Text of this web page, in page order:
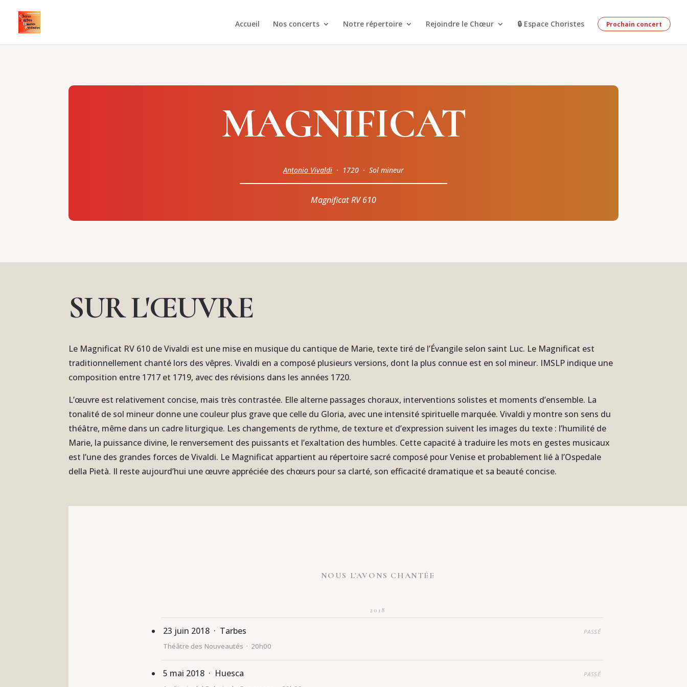
Accueil Nos concerts Notre répertoire Rejoindre le Chœur 🔒 Espace Choristes Prochain concert
MAGNIFICAT
Antonio Vivaldi · 1720 · Sol mineur
Magnificat RV 610
SUR L'ŒUVRE
Le Magnificat RV 610 de Vivaldi est une mise en musique du cantique de Marie, texte tiré de l’Évangile selon saint Luc. Le Magnificat est
traditionnellement chanté lors des vêpres. Vivaldi en a composé plusieurs versions, dont la plus connue est en sol mineur. IMSLP indique une
composition entre 1717 et 1719, avec des révisions dans les années 1720.
L’œuvre est relativement concise, mais très contrastée. Elle alterne passages choraux, interventions solistes et moments d’ensemble. La
tonalité de sol mineur donne une couleur plus grave que celle du Gloria, avec une intensité spirituelle marquée. Vivaldi y montre son sens du
théâtre, même dans un cadre liturgique. Les changements de rythme, de texture et d’expression suivent les images du texte : l’humilité de
Marie, la puissance divine, le renversement des puissants et l’exaltation des humbles. Cette capacité à traduire les mots en gestes musicaux
est l’une des grandes forces de Vivaldi. Le Magnificat appartient au répertoire sacré composé pour Venise et probablement lié à l’Ospedale
della Pietà. Il reste aujourd’hui une œuvre appréciée des chœurs pour sa clarté, son efficacité dramatique et sa beauté concise.
NOUS L'AVONS CHANTÉE
2018
23 juin 2018 · Tarbes PASSÉ
Théâtre des Nouveautés · 20h00
5 mai 2018 · Huesca PASSÉ